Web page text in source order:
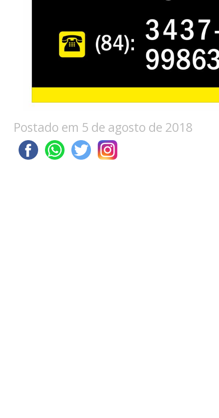
Postado em 5 de agosto de 2018